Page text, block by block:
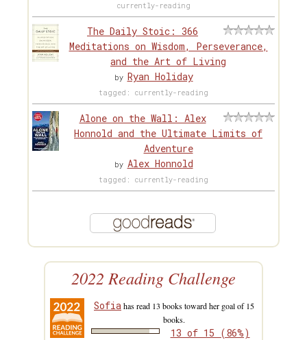
currently-reading
The Daily Stoic: 366
Meditations on Wisdom, Perseverance,
and the Art of Living
by Ryan Holiday
tagged: currently-reading
Alone on the Wall: Alex
Honnold and the Ultimate Limits of
Adventure
by Alex Honnold
tagged: currently-reading
2022 Reading Challenge
Sofia has read 13 books toward her goal of 15
books.
13 of 15 (86%)